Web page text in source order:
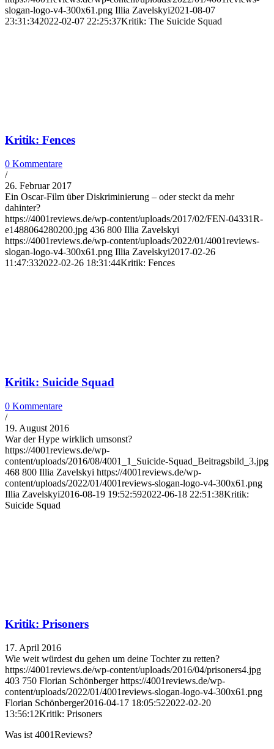
slogan-logo-v4-300x61.png Illia Zavelskyi2021-08-07
23:31:342022-02-07 22:25:37Kritik: The Suicide Squad
Kritik: Fences
0 Kommentare
/
26. Februar 2017
Ein Oscar-Film über Diskriminierung – oder steckt da mehr
dahinter?
https://4001reviews.de/wp-content/uploads/2017/02/FEN-04331R-
e1488064280200.jpg 436 800 Illia Zavelskyi
https://4001reviews.de/wp-content/uploads/2022/01/4001reviews-
slogan-logo-v4-300x61.png Illia Zavelskyi2017-02-26
11:47:332022-02-26 18:31:44Kritik: Fences
Kritik: Suicide Squad
0 Kommentare
/
19. August 2016
War der Hype wirklich umsonst?
https://4001reviews.de/wp-
content/uploads/2016/08/4001_1_Suicide-Squad_Beitragsbild_3.jpg
468 800 Illia Zavelskyi https://4001reviews.de/wp-
content/uploads/2022/01/4001reviews-slogan-logo-v4-300x61.png
Illia Zavelskyi2016-08-19 19:52:592022-06-18 22:51:38Kritik:
Suicide Squad
Kritik: Prisoners
17. April 2016
Wie weit würdest du gehen um deine Tochter zu retten?
https://4001reviews.de/wp-content/uploads/2016/04/prisoners4.jpg
403 750 Florian Schönberger https://4001reviews.de/wp-
content/uploads/2022/01/4001reviews-slogan-logo-v4-300x61.png
Florian Schönberger2016-04-17 18:05:522022-02-20
13:56:12Kritik: Prisoners
Was ist 4001Reviews?